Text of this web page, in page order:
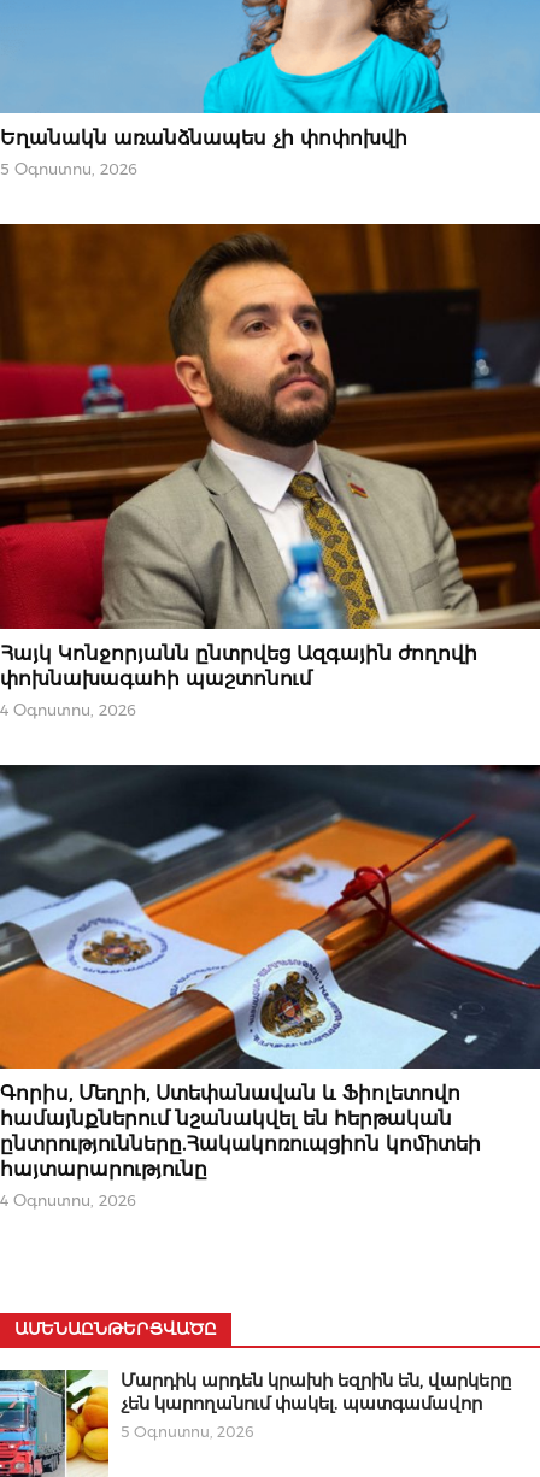
ՆՈՐՈՒԹՅՈՒՆՆԵՐ
Եղանակն առանձնապես չի փոփոխվի
5 Օգոստոս, 2026
ՆՈՐՈՒԹՅՈՒՆՆԵՐ
Հայկ Կոնջորյանն ընտրվեց Ազգային ժողովի
փոխնախագահի պաշտոնում
4 Օգոստոս, 2026
ՆՈՐՈՒԹՅՈՒՆՆԵՐ
Գորիս, Մեղրի, Ստեփանավան և Ֆիոլետովո
համայնքներում նշանակվել են հերթական
ընտրությունները.Հակակոռուպցիոն կոմիտեի
հայտարարությունը
4 Օգոստոս, 2026
ԱՄԵՆԱԸՆԹԵՐՑՎԱԾԸ
Մարդիկ արդեն կրախի եզրին են, վարկերը
չեն կարողանում փակել. պատգամավոր
5 Օգոստոս, 2026